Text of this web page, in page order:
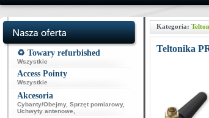
♻️ Towary refurbished
Wszystkie
Access Pointy
Wszystkie
Akcesoria
Cybanty/Obejmy, Sprzęt pomiarowy,
Uchwyty antenowe
Kategoria:
Teltonika